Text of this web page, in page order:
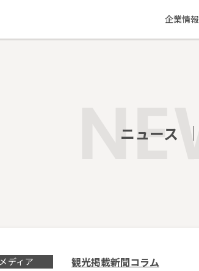
企業情報
ニュース
メディア 観光掲載新聞コラム